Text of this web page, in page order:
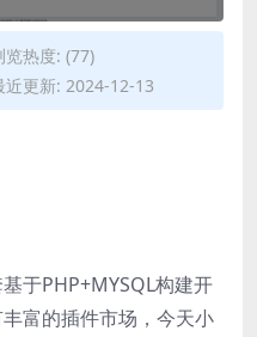
览热度: (77)
近更新: 2024-12-13
于PHP+MYSQL构建开
富的插件市场，今天小